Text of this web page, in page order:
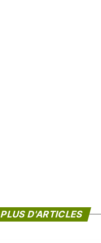
PLUS D'ARTICLES